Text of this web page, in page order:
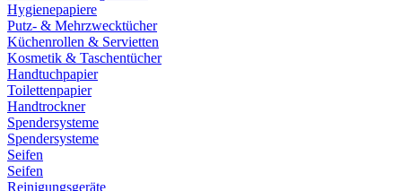
Hygienepapiere
Putz- & Mehrzwecktücher
Küchenrollen & Servietten
Kosmetik & Taschentücher
Handtuchpapier
Toilettenpapier
Handtrockner
Spendersysteme
Spendersysteme
Seifen
Seifen
Reinigungsgeräte